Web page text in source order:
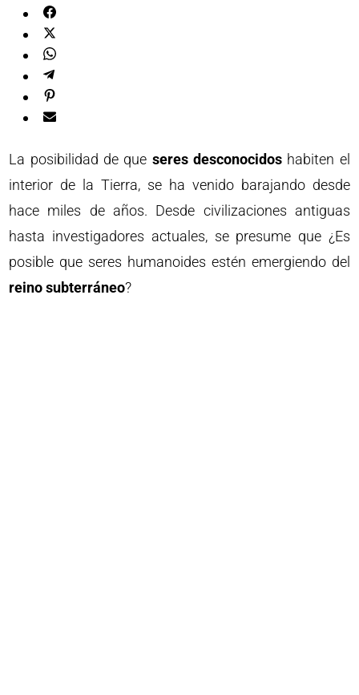
La posibilidad de que seres desconocidos habiten el
interior de la Tierra, se ha venido barajando desde
hace miles de años. Desde civilizaciones antiguas
hasta investigadores actuales, se presume que ¿Es
posible que seres humanoides estén emergiendo del
reino subterráneo?